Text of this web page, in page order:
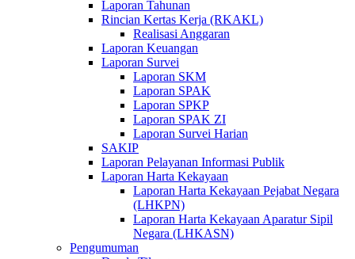
Laporan Tahunan
Rincian Kertas Kerja (RKAKL)
Realisasi Anggaran
Laporan Keuangan
Laporan Survei
Laporan SKM
Laporan SPAK
Laporan SPKP
Laporan SPAK ZI
Laporan Survei Harian
SAKIP
Laporan Pelayanan Informasi Publik
Laporan Harta Kekayaan
Laporan Harta Kekayaan Pejabat Negara
(LHKPN)
Laporan Harta Kekayaan Aparatur Sipil
Negara (LHKASN)
Pengumuman